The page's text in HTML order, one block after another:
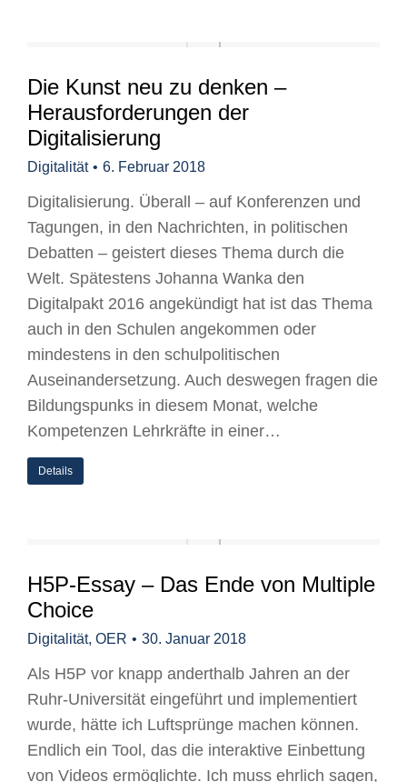
Die Kunst neu zu denken –
Herausforderungen der
Digitalisierung
Digitalität 6. Februar 2018
Digitalisierung. Überall – auf Konferenzen und
Tagungen, in den Nachrichten, in politischen
Debatten – geistert dieses Thema durch die
Welt. Spätestens Johanna Wanka den
Digitalpakt 2016 angekündigt hat ist das Thema
auch in den Schulen angekommen oder
mindestens in den schulpolitischen
Auseinandersetzung. Auch deswegen fragen die
Bildungspunks in diesem Monat, welche
Kompetenzen Lehrkräfte in einer…
Details
H5P-Essay – Das Ende von Multiple
Choice
Digitalität, OER 30. Januar 2018
Als H5P vor knapp anderthalb Jahren an der
Ruhr-Universität eingeführt und implementiert
wurde, hätte ich Luftsprünge machen können.
Endlich ein Tool, das die interaktive Einbettung
von Videos ermöglichte. Ich muss ehrlich sagen,